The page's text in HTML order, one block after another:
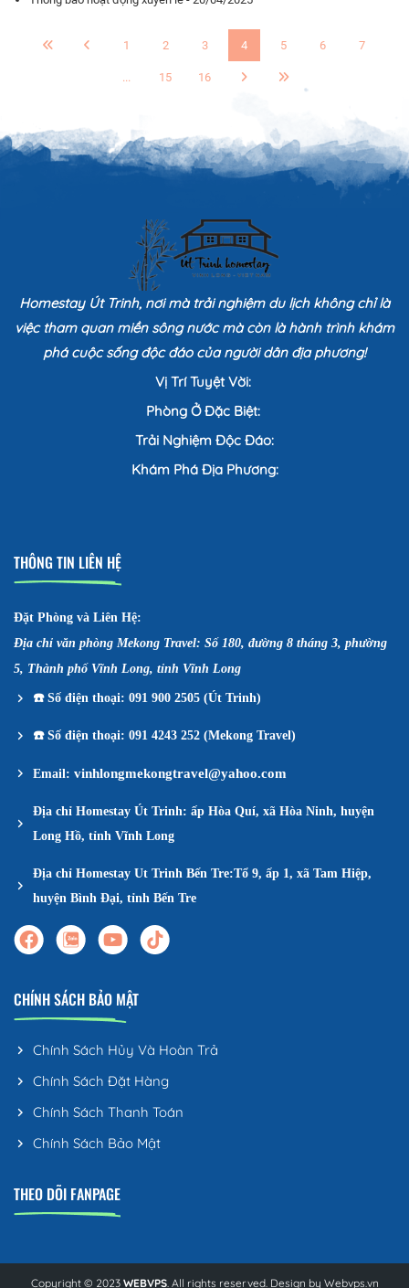
1 2 3 4 5 6 7
... 15 16
Homestay Út Trinh, nơi mà trải nghiệm du lịch không chỉ là
việc tham quan miền sông nước mà còn là hành trình khám
phá cuộc sống độc đáo của người dân địa phương!
Vị Trí Tuyệt Vời:
Phòng Ở Đặc Biệt:
Trải Nghiệm Độc Đáo:
Khám Phá Địa Phương:
THÔNG TIN LIÊN HỆ
Đặt Phòng và Liên Hệ:
Địa chỉ văn phòng Mekong Travel: Số 180, đường 8 tháng 3, phường
5, Thành phố Vĩnh Long, tỉnh Vĩnh Long
☎️Số điện thoại: 091 900 2505 (Út Trinh)
☎️Số điện thoại: 091 4243 252 (Mekong Travel)
Email: vinhlongmekongtravel@yahoo.com
Địa chỉ Homestay Út Trinh: ấp Hòa Quí, xã Hòa Ninh, huyện
Long Hồ, tỉnh Vĩnh Long
Địa chỉ Homestay Ut Trinh Bến Tre:Tổ 9, ấp 1, xã Tam Hiệp,
huyện Bình Đại, tỉnh Bến Tre
CHÍNH SÁCH BẢO MẬT
Chính Sách Hủy Và Hoàn Trả
Chính Sách Đặt Hàng
Chính Sách Thanh Toán
Chính Sách Bảo Mật
THEO DÕI FANPAGE
Copyright © 2023 WEBVPS. All rights reserved. Design by Webvps.vn